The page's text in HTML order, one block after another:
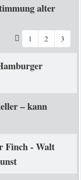
alter
1 2 3
– kann
Finch - Walt